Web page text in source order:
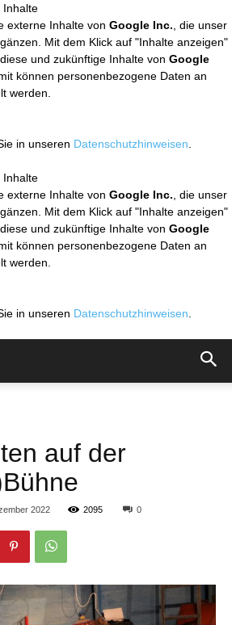
Inhalte
externe Inhalte von Google Inc. , die unser
Mit dem Klick auf "Inhalte anzeigen"
und zukünftige Inhalte von Google
können personenbezogene Daten an
werden.
in unseren Datenschutzhinweisen
Inhalte
externe Inhalte von Google Inc. , die unser
Mit dem Klick auf "Inhalte anzeigen"
und zukünftige Inhalte von Google
können personenbezogene Daten an
werden.
in unseren Datenschutzhinweisen
auf der
2022 2095 0